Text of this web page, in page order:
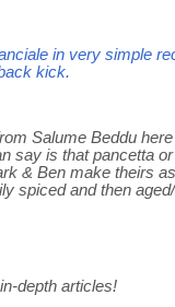
in very simple
kick.
Salume Beddu
say is that pancetta
& Ben make theirs
spiced and then
depth articles!